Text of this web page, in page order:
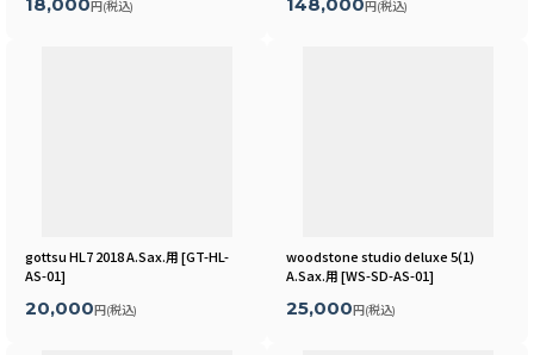
円(税込) 円(税込)
gottsu HL7 2018 A.Sax.用[GT-HL-
AS-01]
20,000円(税込)
woodstone studio deluxe 5(1)
A.Sax.用[WS-SD-AS-01]
25,000円(税込)